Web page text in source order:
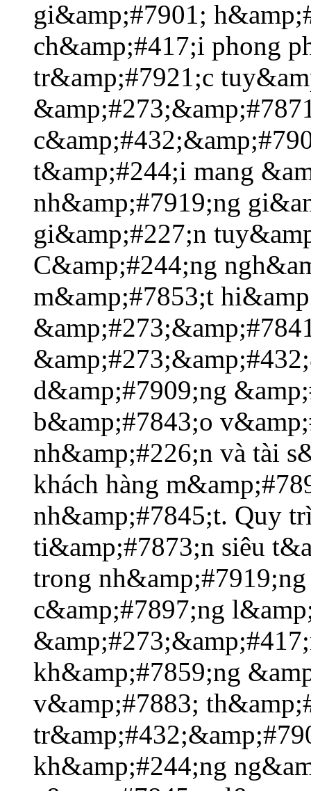
gi&amp;#7901;
ch&amp;#417;i phong
tr&amp;#7921;c
t&amp;#244;i mang
nh&amp;#7919;ng
gi&amp;#227;n
C&amp;#244;ng
m&amp;#7853;t
d&amp;#7909;ng
b&amp;#7843;o
nh&amp;#226;n và tài
khách hàng
nh&amp;#7845;t. Quy
ti&amp;#7873;n siêu
trong
c&amp;#7897;ng
kh&amp;#7859;ng
v&amp;#7883;
kh&amp;#244;ng